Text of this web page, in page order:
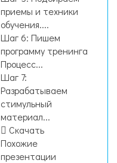
приемы и техники
обучения....
Шаг 6: Пишем
программу тренинга
Процесс...
Шаг 7:
Разрабатываем
стимульный
материал...
Скачать
Похожие
презентации